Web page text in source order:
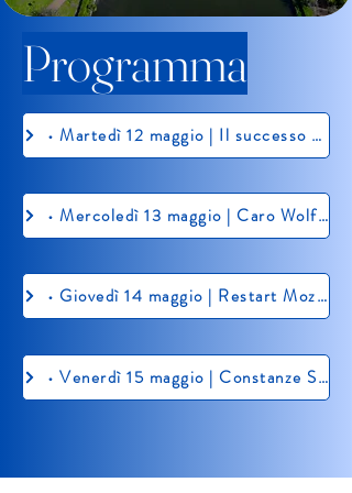
Programma
• Martedì 12 maggio | Il successo di Nannerl
• Mercoledì 13 maggio | Caro Wolfgang...
• Giovedì 14 maggio | Restart Mozart
• Venerdì 15 maggio | Constanze Sola